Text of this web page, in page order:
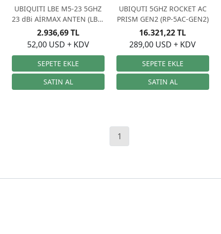
UBIQUITI LBE M5-23 5GHZ
23 dBi AİRMAX ANTEN (LBE-
M5-23)
52,00 USD + KDV
2.936,69 TL
UBIQUTI 5GHZ ROCKET AC
PRISM GEN2 (RP-5AC-GEN2)
289,00 USD + KDV
16.321,22 TL
1